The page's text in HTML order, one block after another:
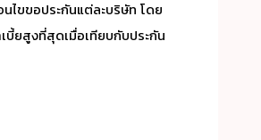
ไขขอประกันแต่ละบริษัท โดย
บี้ยสูงที่สุดเมื่อเทียบกับประกัน